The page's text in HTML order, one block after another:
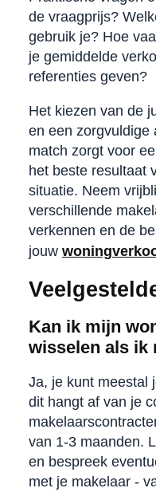
de vraagprijs?
gebruik je? Hoe
je gemiddelde
referenties geven?
Het kiezen van de
en een zorgvuldige
match zorgt voor
het beste resultaat
situatie. Neem
verschillende
verkennen en de
jouw
Kan ik mijn
wisselen als ik
Ja, je kunt meestal
dit hangt af van je
van 1-3 maanden.
en bespreek
met je makelaar -